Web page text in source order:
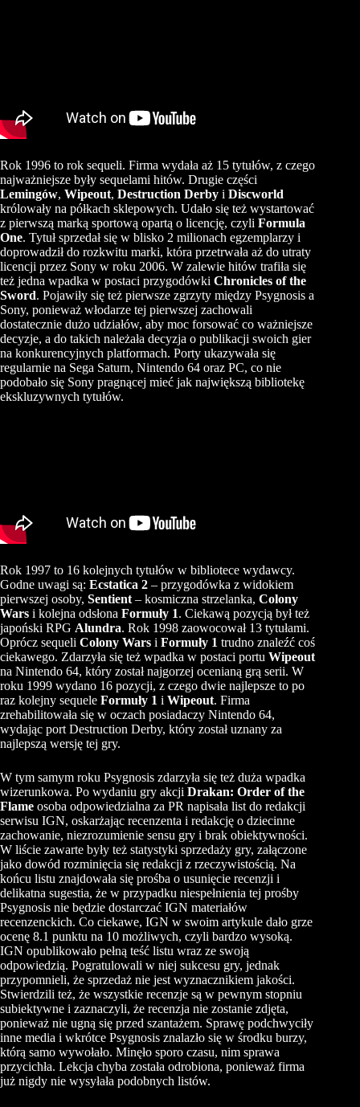
Rok 1996 to rok sequeli. Firma wydała aż 15 tytułów, z czego
najważniejsze były sequelami hitów. Drugie części
Lemingów, Wipeout, Destruction Derby i Discworld
królowały na półkach sklepowych. Udało się też wystartować
z pierwszą marką sportową opartą o licencję, czyli Formula
One. Tytuł sprzedał się w blisko 2 milionach egzemplarzy i
doprowadził do rozkwitu marki, która przetrwała aż do utraty
licencji przez Sony w roku 2006. W zalewie hitów trafiła się
też jedna wpadka w postaci przygodówki Chronicles of the
Sword. Pojawiły się też pierwsze zgrzyty między Psygnosis a
Sony, ponieważ włodarze tej pierwszej zachowali
dostatecznie dużo udziałów, aby moc forsować co ważniejsze
decyzje, a do takich należała decyzja o publikacji swoich gier
na konkurencyjnych platformach. Porty ukazywała się
regularnie na Sega Saturn, Nintendo 64 oraz PC, co nie
podobało się Sony pragnącej mieć jak największą bibliotekę
ekskluzywnych tytułów.
Rok 1997 to 16 kolejnych tytułów w bibliotece wydawcy.
Godne uwagi są: Ecstatica 2 – przygodówka z widokiem
pierwszej osoby, Sentient – kosmiczna strzelanka, Colony
Wars i kolejna odsłona Formuły 1. Ciekawą pozycją był też
japoński RPG Alundra. Rok 1998 zaowocował 13 tytułami.
Oprócz sequeli Colony Wars i Formuły 1 trudno znaleźć coś
ciekawego. Zdarzyła się też wpadka w postaci portu Wipeout
na Nintendo 64, który został najgorzej ocenianą grą serii. W
roku 1999 wydano 16 pozycji, z czego dwie najlepsze to po
raz kolejny sequele Formuły 1 i Wipeout. Firma
zrehabilitowała się w oczach posiadaczy Nintendo 64,
wydając port Destruction Derby, który został uznany za
najlepszą wersję tej gry.
W tym samym roku Psygnosis zdarzyła się też duża wpadka
wizerunkowa. Po wydaniu gry akcji Drakan: Order of the
Flame osoba odpowiedzialna za PR napisała list do redakcji
serwisu IGN, oskarżając recenzenta i redakcję o dziecinne
zachowanie, niezrozumienie sensu gry i brak obiektywności.
W liście zawarte były też statystyki sprzedaży gry, załączone
jako dowód rozminięcia się redakcji z rzeczywistością. Na
końcu listu znajdowała się prośba o usunięcie recenzji i
delikatna sugestia, że w przypadku niespełnienia tej prośby
Psygnosis nie będzie dostarczać IGN materiałów
recenzenckich. Co ciekawe, IGN w swoim artykule dało grze
ocenę 8.1 punktu na 10 możliwych, czyli bardzo wysoką.
IGN opublikowało pełną teść listu wraz ze swoją
odpowiedzią. Pogratulowali w niej sukcesu gry, jednak
przypomnieli, że sprzedaż nie jest wyznacznikiem jakości.
Stwierdzili też, że wszystkie recenzje są w pewnym stopniu
subiektywne i zaznaczyli, że recenzja nie zostanie zdjęta,
ponieważ nie ugną się przed szantażem. Sprawę podchwyciły
inne media i wkrótce Psygnosis znalazło się w środku burzy,
którą samo wywołało. Minęło sporo czasu, nim sprawa
przycichła. Lekcja chyba została odrobiona, ponieważ firma
już nigdy nie wysyłała podobnych listów.